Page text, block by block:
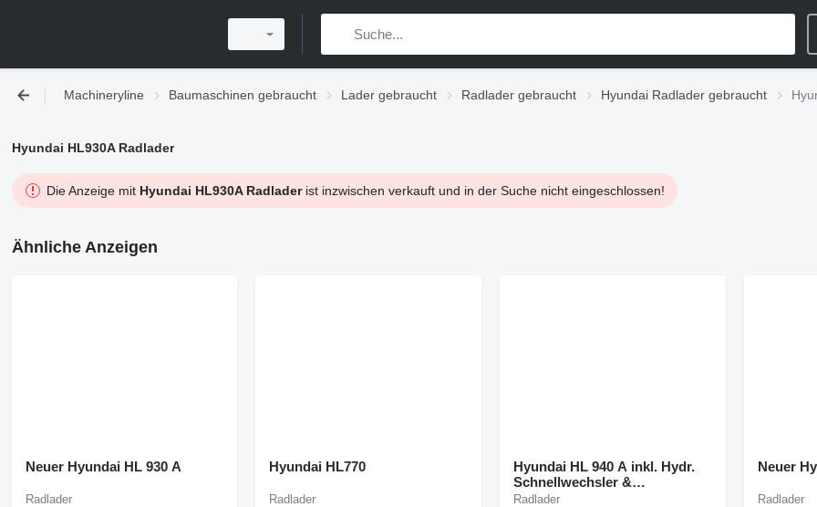
Machineryline Baumaschinen gebraucht Lader gebraucht Radlader gebraucht Hyundai Radlader gebraucht
Hyundai HL930A Radlader
Die Anzeige mit Hyundai HL930A Radladerist inzwischen verkauft und in der Suche nicht eingeschlossen!
Ähnliche Anzeigen
Neuer Hyundai HL 930 A
Radlader
Hyundai HL770
Radlader
Hyundai HL 940 A inkl. Hydr.
Schnellwechsler &
Erdschaufel Neu
Radlader
Neuer
Radlader